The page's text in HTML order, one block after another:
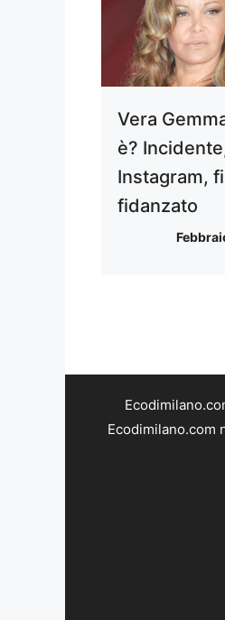
Vera
è?
Instagram,
fidanzato
Ecodimilano.com